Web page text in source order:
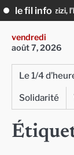
Skip
to
content
le fil info
Azizi, l’homme
vendredi
août 7, 2026
Le 1/4
Solidarité